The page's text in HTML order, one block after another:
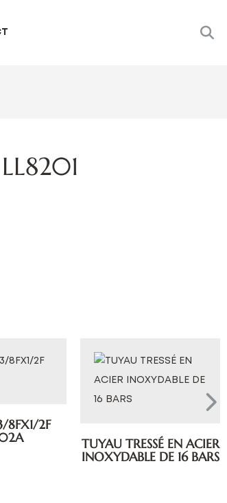
8FX1/2F
TUYAU TRESSÉ EN ACIER
INOXYDABLE DE 16 BARS